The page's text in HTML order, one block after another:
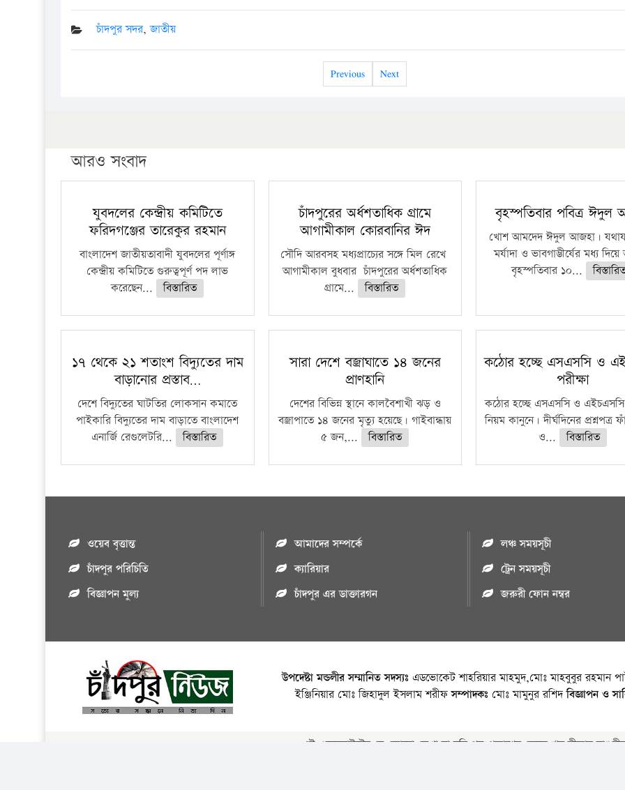
চাঁদপুর সদর,জাতীয়
Previous Next
আরও সংবাদ
যুবদলের কেন্দ্রীয় কমিটিতে
ফরিদগঞ্জের তারেকুর রহমান
বাংলাদেশ জাতীয়তাবাদী যুবদলের পূর্ণাঙ্গ
কেন্দ্রীয় কমিটিতে গুরুত্বপূর্ণ পদ লাভ
করেছেন...
বিস্তারিত
চাঁদপুরের অর্ধশতাধিক গ্রামে
আগামীকাল কোরবানির ঈদ
সৌদি আরবসহ মধ্যপ্রাচ্যের সঙ্গে মিল রেখে
আগামীকাল বুধবার চাঁদপুরের অর্ধশতাধিক
গ্রামে...
বিস্তারিত
বৃহস্পতিবার পবিত্র ঈদুল
খোশ আমদেদ ঈদুল আজহা।
মর্যাদা ও ভাবগাম্ভীর্যের মধ্য
বৃহস্পতিবার ১০...
১৭ থেকে ২১ শতাংশ বিদ্যুতের দাম
বাড়ানোর প্রস্তাব…
দেশে বিদ্যুতের ঘাটতির লোকসান কমাতে
পাইকারি বিদ্যুতের দাম বাড়াতে বাংলাদেশ
এনার্জি রেগুলেটরি...
বিস্তারিত
সারা দেশে বজ্রাঘাতে ১৪ জনের
প্রাণহানি
দেশের বিভিন্ন স্থানে কালবৈশাখী ঝড় ও
বজ্রাপাতে ১৪ জনের মৃত্যু হয়েছে। গাইবান্ধায়
৫ জন,...
বিস্তারিত
কঠোর হচ্ছে এসএসসি ও
পরীক্ষা
কঠোর হচ্ছে এসএসসি ও এইচএসসি
নিয়ম কানুনে। দীর্ঘদিনের
ও...
বিস্তারিত
ওয়েব বৃত্তান্ত
চাঁদপুর পরিচিতি
বিজ্ঞাপন মুল্য
আমাদের সম্পর্কে
ক্যারিয়ার
চাঁদপুর এর ডাক্তারগন
লঞ্চ সময়সূচী
ট্রেন সময়সূচী
জরুরী ফোন নম্বর
উপদেষ্টা মন্ডলীর সম্মানিত সদস্যঃ এডভোকেট শাহরিয়ার মাহমুদ,মোঃ মাহবুবুর রহমান
ইঞ্জিনিয়ার মোঃ জিহাদুল ইসলাম শরীফসম্পাদকঃ মোঃ মামুনুর রশিদবিজ্ঞাপন ও
এই ওয়েবসাইটের যে কোনো লেখা বা ছবি পুনঃপ্রকাশের ক্ষেত্রে ঋন স্বীকার বাঞ্চনীয়